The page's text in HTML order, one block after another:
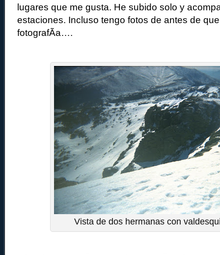
lugares que me gusta. He subido solo y
estaciones. Incluso tengo fotos de antes de
fotografÃ­a….
Vista de dos hermanas con